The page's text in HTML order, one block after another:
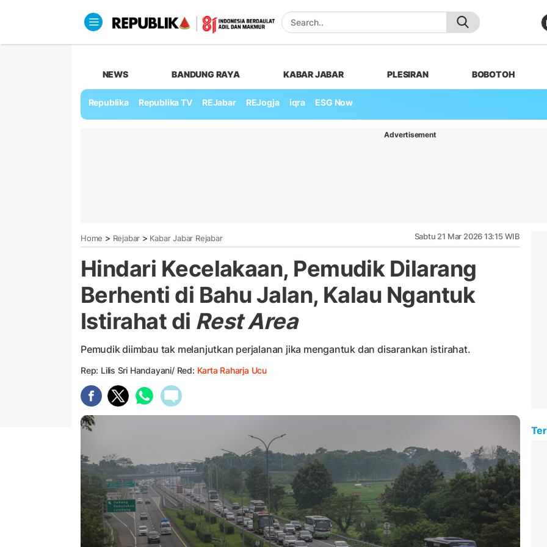
NEWS BANDUNG RAYA KABAR JABAR PLESIRAN BOBOTOH
Republika Republika TV REJabar REJogja iqra ESG Now
Advertisement
Home > Rejabar > Kabar Jabar Rejabar Sabtu 21 Mar 2026 13:15 WIB
Hindari Kecelakaan, Pemudik Dilarang
Berhenti di Bahu Jalan, Kalau Ngantuk
Istirahat di Rest Area
Pemudik diimbau tak melanjutkan perjalanan jika mengantuk dan disarankan istirahat.
Rep: Lilis Sri Handayani/ Red: Karta Raharja Ucu